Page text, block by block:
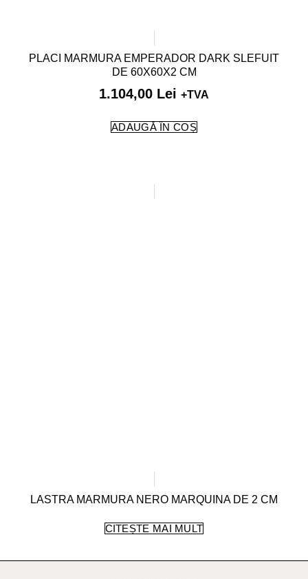
PLACI MARMURA EMPERADOR DARK SLEFUIT
DE 60X60X2 CM
1.104,00 Lei +TVA
ADAUGĂ ÎN COȘ
LASTRA MARMURA NERO MARQUINA DE 2 CM
CITEȘTE MAI MULT